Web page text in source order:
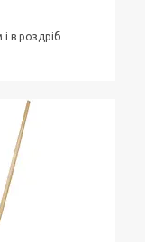
в роздріб